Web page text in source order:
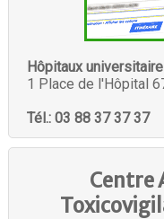
Hôpitaux
1 Place de l'Hôpital
Tél.: 03 88 37 37 37
Centre